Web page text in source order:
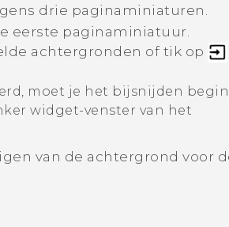
drie paginaminiaturen.
eerste paginaminiatuur.
achtergronden of tik op
moet je het bijsnijden
widget-venster van het
van de achtergrond voor